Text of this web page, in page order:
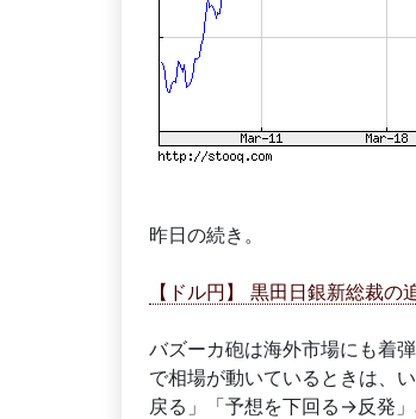
昨日の続き。
【ドル円】 黒田日銀新総裁
バズーカ砲は海外市場にも着
で相場が動いているときは、
戻る」「予想を下回る→反発